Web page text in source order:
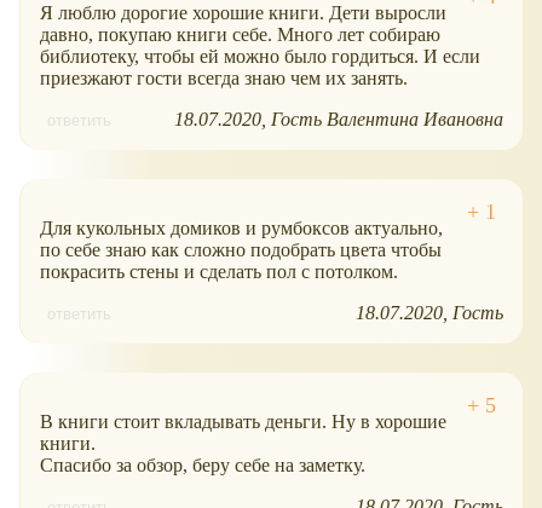
Я люблю дорогие хорошие книги. Дети выросли
давно, покупаю книги себе. Много лет собираю
библиотеку, чтобы ей можно было гордиться. И если
приезжают гости всегда знаю чем их занять.
ответить 18.07.2020 Гость Валентина Ивановна
Для кукольных домиков и румбоксов актуально,
по себе знаю как сложно подобрать цвета чтобы
покрасить стены и сделать пол с потолком.
ответить 18.07.2020 Гость
В книги стоит вкладывать деньги. Ну в хорошие
книги.
Спасибо за обзор, беру себе на заметку.